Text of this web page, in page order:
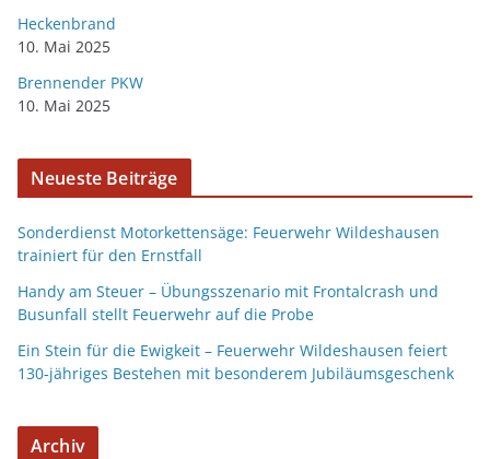
Heckenbrand
10. Mai 2025
Brennender PKW
10. Mai 2025
Neueste Beiträge
Sonderdienst Motorkettensäge: Feuerwehr Wildeshausen
trainiert für den Ernstfall
Handy am Steuer – Übungsszenario mit Frontalcrash und
Busunfall stellt Feuerwehr auf die Probe
Ein Stein für die Ewigkeit – Feuerwehr Wildeshausen feiert
130-jähriges Bestehen mit besonderem Jubiläumsgeschenk
Archiv